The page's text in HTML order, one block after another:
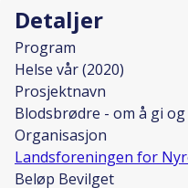
Detaljer
Program
Helse vår (2020)
Prosjektnavn
Blodsbrødre - om å gi
Organisasjon
Landsforeningen for
Beløp Bevilget